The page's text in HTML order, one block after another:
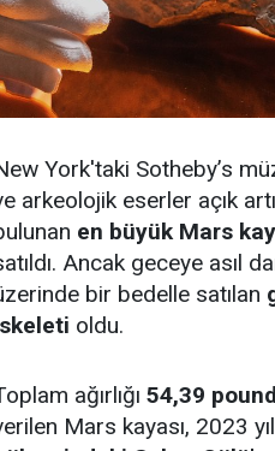
York'taki Sotheby’s
arkeolojik eserler açık
en büyük Mars
Ancak geceye asıl
bir bedelle satılan
oldu.
ağırlığı 54,39
Mars kayası, 2023